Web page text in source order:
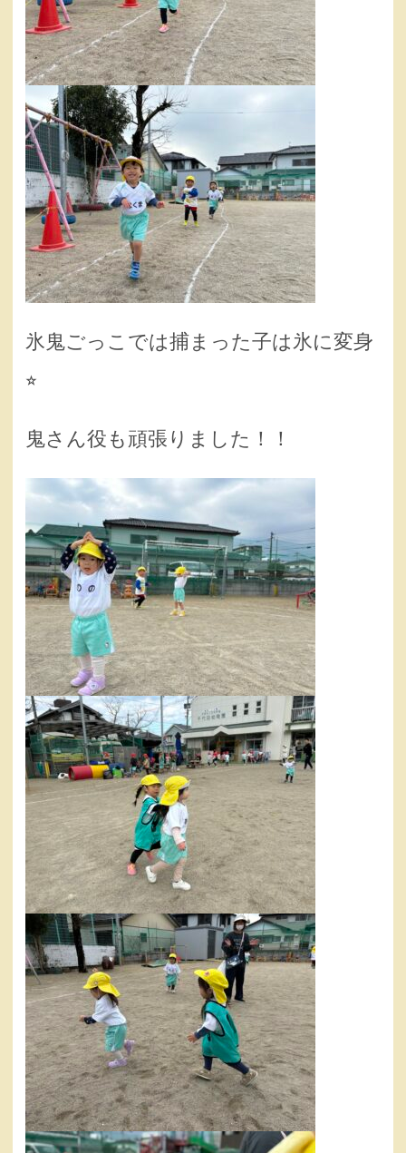
氷鬼ごっこでは捕まった子は氷に変身
⭐︎
鬼さん役も頑張りました！！